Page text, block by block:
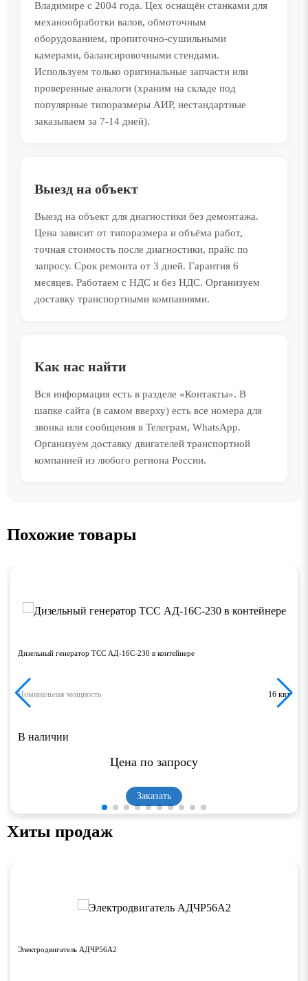
Владимире с 2004 года. Цех оснащён станками для
механообработки валов, обмоточным
оборудованием, пропиточно-сушильными
камерами, балансировочными стендами.
Используем только оригинальные запчасти или
проверенные аналоги (храним на складе под
популярные типоразмеры АИР, нестандартные
заказываем за 7-14 дней).
Выезд на объект
Выезд на объект для диагностики без демонтажа.
Цена зависит от типоразмера и объёма работ,
точная стоимость после диагностики, прайс по
запросу. Срок ремонта от 3 дней. Гарантия 6
месяцев. Работаем с НДС и без НДС. Организуем
доставку транспортными компаниями.
Как нас найти
Вся информация есть в разделе «Контакты». В
шапке сайта (в самом вверху) есть все номера для
звонка или сообщения в Телеграм, WhatsApp.
Организуем доставку двигателей транспортной
компанией из любого региона России.
Похожие товары
Дизельный генератор ТСС АД-16С-230 в контейнере
Номинальная мощность 16 квт
В наличии
Цена по запросу
Заказать
Хиты продаж
Электродвигатель АДЧР56А2